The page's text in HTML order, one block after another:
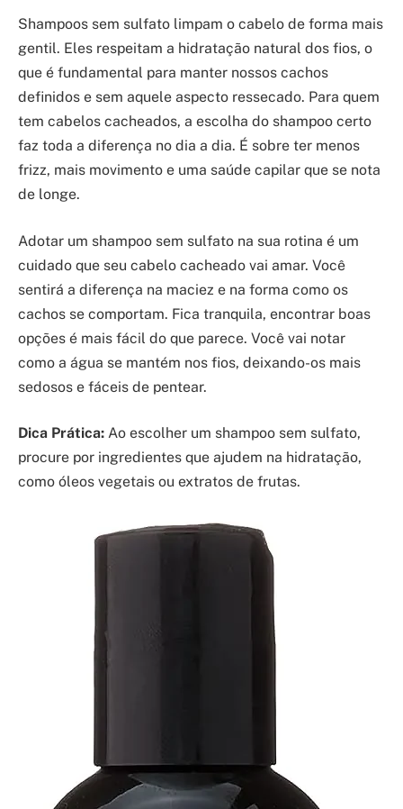
Shampoos sem sulfato limpam o cabelo de forma mais
gentil. Eles respeitam a hidratação natural dos fios, o
que é fundamental para manter nossos cachos
definidos e sem aquele aspecto ressecado. Para quem
tem cabelos cacheados, a escolha do shampoo certo
faz toda a diferença no dia a dia. É sobre ter menos
frizz, mais movimento e uma saúde capilar que se nota
de longe.
Adotar um shampoo sem sulfato na sua rotina é um
cuidado que seu cabelo cacheado vai amar. Você
sentirá a diferença na maciez e na forma como os
cachos se comportam. Fica tranquila, encontrar boas
opções é mais fácil do que parece. Você vai notar
como a água se mantém nos fios, deixando-os mais
sedosos e fáceis de pentear.
Dica Prática: Ao escolher um shampoo sem sulfato,
procure por ingredientes que ajudem na hidratação,
como óleos vegetais ou extratos de frutas.